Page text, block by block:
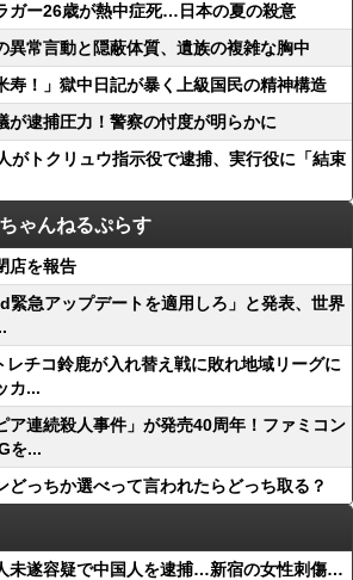
ガー26歳が熱中症死…日本の夏の殺意
異常言動と隠蔽体質、遺族の複雑な胸中
寿！」獄中日記が暴く上級国民の精神構造
が逮捕圧力！警察の忖度が明らかに
がトクリュウ指示役で逮捕、実行役に「結束
ゃんねるぷらす
店を報告
緊急アップデートを適用しろ」と発表、世界
チコ鈴鹿が入れ替え戦に敗れ地域リーグに
カ...
ア連続殺人事件」が発売40周年！ファミコン
を...
どっちか選べって言われたらどっち取る？
未遂容疑で中国人を逮捕…新宿の女性刺傷…